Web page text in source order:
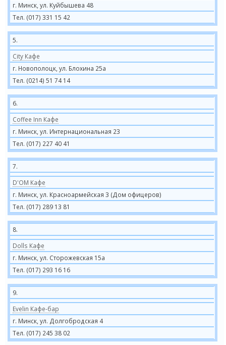
г. Минск, ул. Куйбышева 48
Тел. (017) 331 15 42
5.
City Кафе
г. Новополоцк, ул. Блохина 25а
Тел. (0214) 51 74 14
6.
Coffee Inn Кафе
г. Минск, ул. Интернациональная 23
Тел. (017) 227 40 41
7.
D'OM Кафе
г. Минск, ул. Красноармейская 3 (Дом офицеров)
Тел. (017) 289 13 81
8.
Dolls Кафе
г. Минск, ул. Сторожевская 15а
Тел. (017) 293 16 16
9.
Evelin Кафе-бар
г. Минск, ул. Долгобродская 4
Тел. (017) 245 38 02